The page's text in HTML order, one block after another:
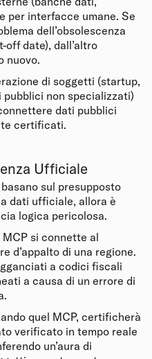
per interfacce umane. Se
dell’obsolescenza
off date), dall’altro
nuovo.
di soggetti (startup,
non specializzati)
dati pubblici
certificati.
Ufficiale
sul presupposto
dati ufficiale, allora è
logica pericolosa.
MCP si connette al
d’appalto di una regione.
a codici fiscali
a causa di un errore di
quel MCP, certificherà
verificato in tempo reale
un’aura di